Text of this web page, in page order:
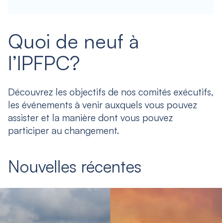
Quoi de neuf à
l’IPFPC?
Découvrez les objectifs de nos comités exécutifs,
les événements à venir auxquels vous pouvez
assister et la manière dont vous pouvez
participer au changement.
Nouvelles récentes